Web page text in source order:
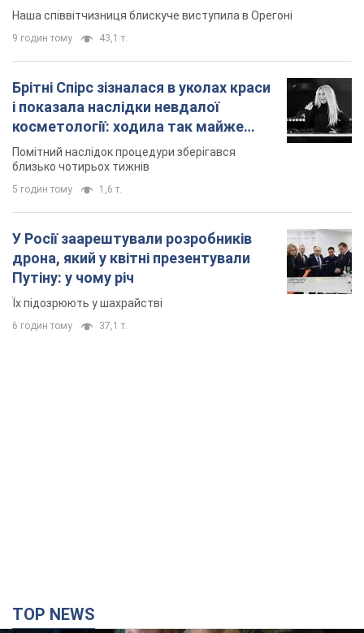
дрона, який у квітні презентували
Путіну: у чому річ
6 годин тому 37,1 т.